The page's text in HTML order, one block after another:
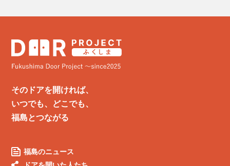
そのドアを開ければ、
いつでも、どこでも、
福島とつながる
福島のニュース